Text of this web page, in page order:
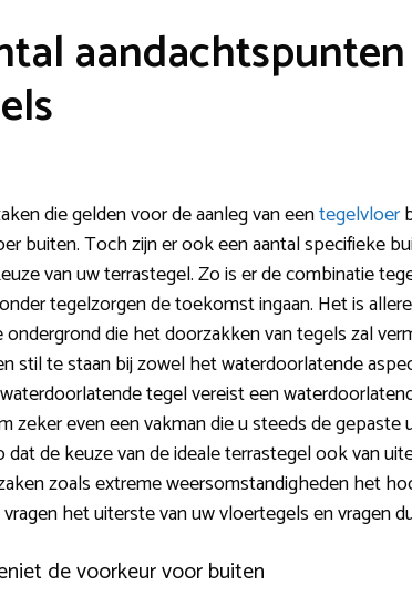
die gelden voor de aanleg van eentegelvloer
buiten. Toch zijn er ook een aantal specifieke
van uw terrastegel. Zo is er de combinatie
tegelzorgen de toekomst ingaan. Het is
die het doorzakken van tegels zal
stil te staan bij zowel het waterdoorlatende
tegel vereist een
zeker even een vakman die u steeds de gepaste
dat de keuze van de ideale terrastegel ook van
zoals extreme weersomstandigheden het
het uiterste van uw vloertegels en vragen
de voorkeur voor buiten